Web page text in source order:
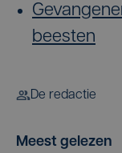
beesten
De redactie
Meest gelezen